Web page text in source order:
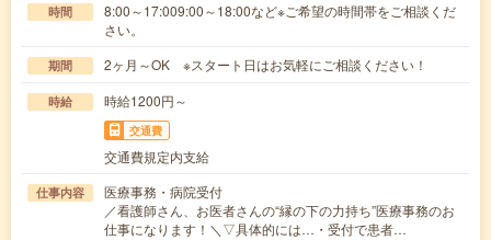
時間
8:00～17:009:00～18:00など※ご希望の時間帯をご相談くだ
さい。
期間 2ヶ月～OK ※スタート日はお気軽にご相談ください！
時給 時給1200円～
交通費
交通費規定内支給
仕事内容
医療事務・病院受付
／看護師さん、お医者さんの“縁の下の力持ち”医療事務のお
仕事になります！＼▽具体的には…・受付で患者…